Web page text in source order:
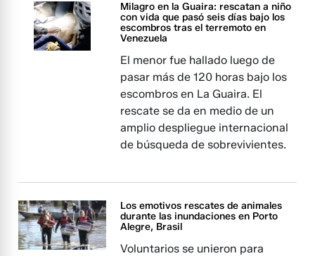
Milagro en la Guaira: rescatan a niño
con vida que pasó seis días bajo los
escombros tras el terremoto en
Venezuela
El menor fue hallado luego de
pasar más de 120 horas bajo los
escombros en La Guaira. El
rescate se da en medio de un
amplio despliegue internacional
de búsqueda de sobrevivientes.
Los emotivos rescates de animales
durante las inundaciones en Porto
Alegre, Brasil
Voluntarios se unieron para